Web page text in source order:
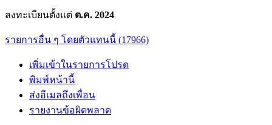
ลงทะเบียนตั้งแต่ ต.ค. 2024
รายการอื่น ๆ โดยตัวแทนนี้ (17966)
เพิ่มเข้าในรายการโปรด
พิมพ์หน้านี้
ส่งอีเมลถึงเพื่อน
รายงานข้อผิดพลาด